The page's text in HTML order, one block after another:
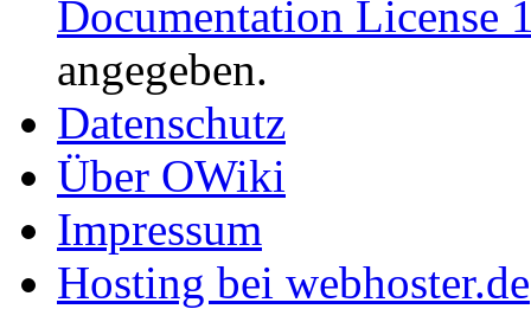
Documentation License
angegeben.
Datenschutz
Über OWiki
Impressum
Hosting bei webhoster.de